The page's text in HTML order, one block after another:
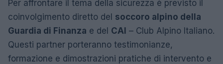
Per affrontare il tema della sicurezza è previsto il
coinvolgimento diretto del soccoro alpino della
Guardia di Finanza e del CAI – Club Alpino Italiano.
Questi partner porteranno testimonianze,
formazione e dimostrazioni pratiche di intervento e